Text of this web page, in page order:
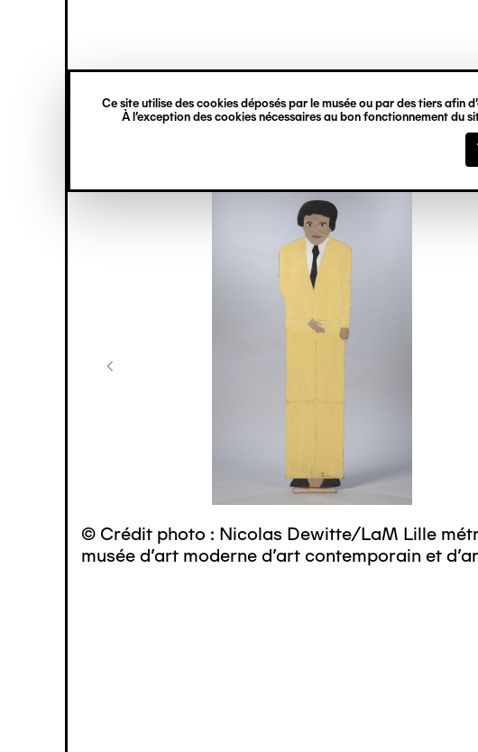
Ce site utilise des cookies déposés par le musée ou par des tiers afin
À l’exception des cookies nécessaires au bon fonctionnement du
principal
verticale
© Crédit photo : Nicolas Dewitte/LaM Lille
musée d’art moderne d’art contemporain et